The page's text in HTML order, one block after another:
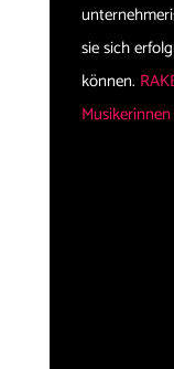
sie sich
können.